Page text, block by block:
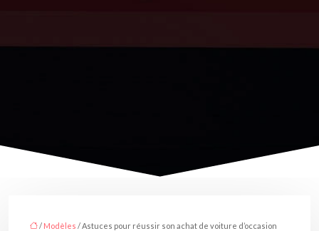
/ Modèles / Astuces pour réussir son achat de voiture d’occasion